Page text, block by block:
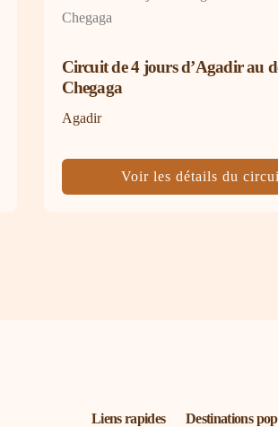
Circuit de 4 jours d’Agadir au
Chegaga
Agadir
Voir les détails du
Liens rapides Destinations